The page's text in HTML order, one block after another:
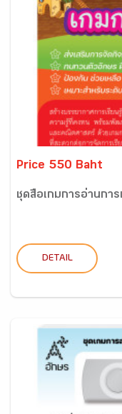
Price 550 Baht
ชุดสื่อเกมการอ่านกา
DETAIL